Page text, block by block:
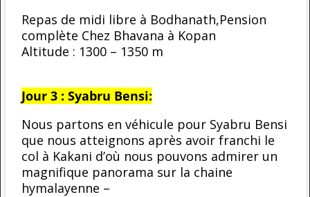
Repas de midi libre à Bodhanath,Pension
complète Chez Bhavana à Kopan
Altitude : 1300 – 1350 m
Jour 3 : Syabru Bensi:
Nous partons en véhicule pour Syabru Bensi
que nous atteignons après avoir franchi le
col à Kakani d’où nous pouvons admirer un
magnifique panorama sur la chaine
hymalayenne –